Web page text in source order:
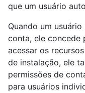
que um usuário
Quando um
conta, ele concede
acessar os
de instalação, ele
permissões de
para usuários